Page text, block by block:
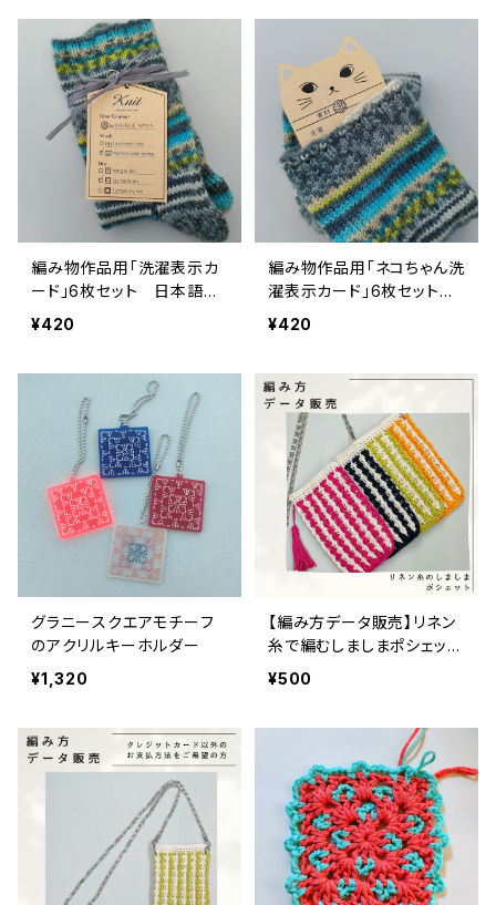
編み物作品用「洗濯表示カ
ード」6枚セット 日本語版/
英語版
¥420
編み物作品用「ネコちゃん洗
濯表示カード」6枚セット
日本語版/英語版
¥420
グラニースクエアモチーフ
のアクリルキーホルダー
¥1,320
【編み方データ販売】リネン
糸で編むしましまポシェット
クレジットカード決済のみ
¥500